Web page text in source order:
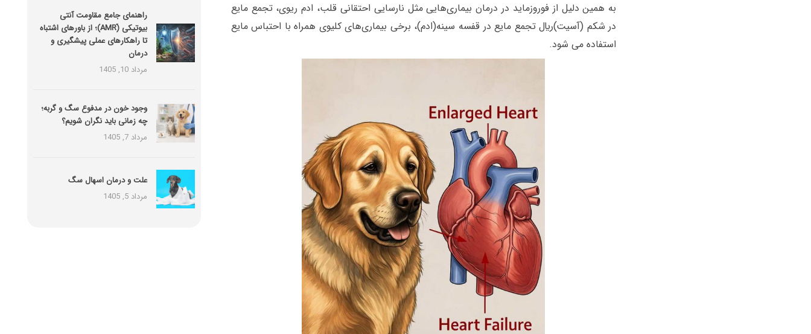
به همین دلیل از فوروزماید در درمان بیماری‌هایی مثل نارسایی احتقانی قلب، ادم ریوی، تجمع مایع
در شکم (آسیت)ريال تجمع مایع در قفسه سینه(ادم)، برخی بیماری‌های کلیوی همراه با احتباس مایع
استفاده می شود.
راهنمای جامع مقاومت آنتی
بیوتیکی (َAMR)؛ از باورهای اشتباه
تا راهکارهای عملی پیشگیری و
درمان
مرداد 10, 1405
وجود خون در مدفوع سگ و گربه؛
چه زمانی باید نگران شویم؟
مرداد 7, 1405
علت و درمان اسهال سگ
مرداد 5, 1405